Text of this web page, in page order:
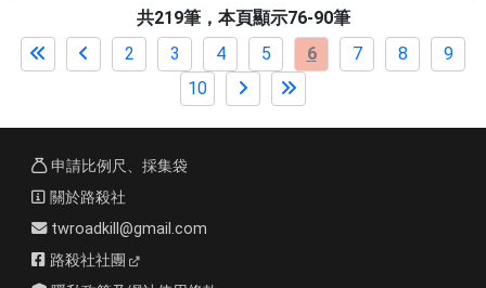
共219筆，本頁顯示76-90筆
2
3 4 5 6 7 8
9
10
申請比例尺、採集袋
關於路殺社
twroadkill@gmail.com
路殺社社團